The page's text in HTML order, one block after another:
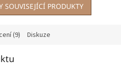
SOUVISEJÍCÍ PRODUKTY
(9) Diskuze